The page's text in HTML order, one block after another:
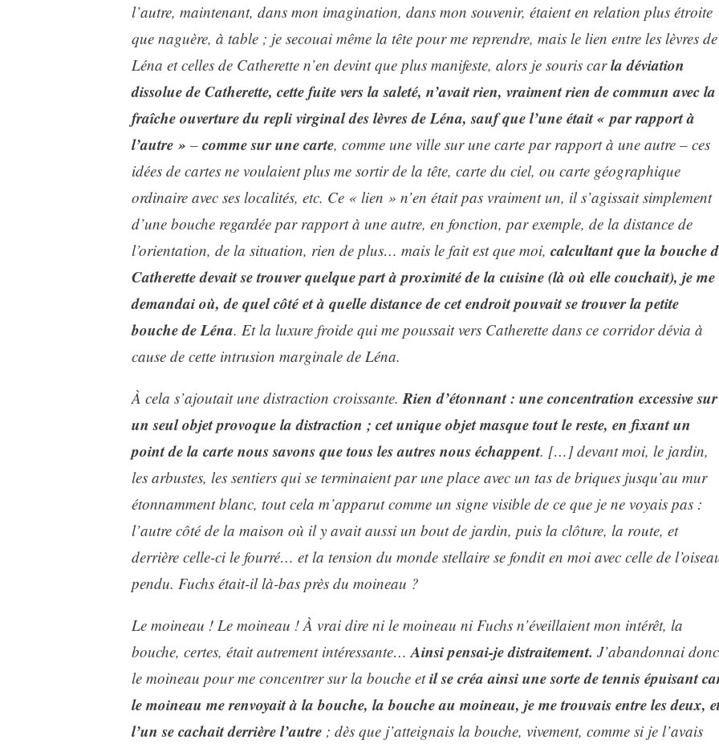
l’autre, maintenant, dans mon imagination, dans mon souvenir, étaient en relation plus étroite
que naguère, à table ; je secouai même la tête pour me reprendre, mais le lien entre les lèvres de
Léna et celles de Catherette n’en devint que plus manifeste, alors je souris carla déviation
dissolue de Catherette, cette fuite vers la saleté, n’avait rien, vraiment rien de commun avec la
fraîche ouverture du repli virginal des lèvres de Léna, sauf que l’une était « par rapport à
l’autre » – comme sur une carte, comme une ville sur une carte par rapport à une autre – ces
idées de cartes ne voulaient plus me sortir de la tête, carte du ciel, ou carte géographique
ordinaire avec ses localités, etc. Ce « lien » n’en était pas vraiment un, il s’agissait simplement
d’une bouche regardée par rapport à une autre, en fonction, par exemple, de la distance de
l’orientation, de la situation, rien de plus… mais le fait est que moi, calcultant que la bouche
Catherette devait se trouver quelque part à proximité de la cuisine (là où elle couchait), je me
demandai où, de quel côté et à quelle distance de cet endroit pouvait se trouver la petite
bouche de Léna. Et la luxure froide qui me poussait vers Catherette dans ce corridor dévia à
cause de cette intrusion marginale de Léna.
À cela s’ajoutait une distraction croissante. Rien d’étonnant : une concentration excessive sur
un seul objet provoque la distraction ; cet unique objet masque tout le reste, en fixant un
point de la carte nous savons que tous les autres nous échappent. […] devant moi, le jardin,
les arbustes, les sentiers qui se terminaient par une place avec un tas de briques jusqu’au mur
étonnamment blanc, tout cela m’apparut comme un signe visible de ce que je ne voyais pas :
l’autre côté de la maison où il y avait aussi un bout de jardin, puis la clôture, la route, et
derrière celle-ci le fourré… et la tension du monde stellaire se fondit en moi avec celle de
pendu. Fuchs était-il là-bas près du moineau ?
Le moineau ! Le moineau ! À vrai dire ni le moineau ni Fuchs n’éveillaient mon intérêt, la
bouche, certes, était autrement intéressante… Ainsi pensai-je distraitement. J’abandonnai donc
le moineau pour me concentrer sur la bouche etil se créa ainsi une sorte de tennis épuisant
le moineau me renvoyait à la bouche, la bouche au moineau, je me trouvais entre les deux,
l’un se cachait derrière l’autre; dès que j’atteignais la bouche, vivement, comme si je l’avais